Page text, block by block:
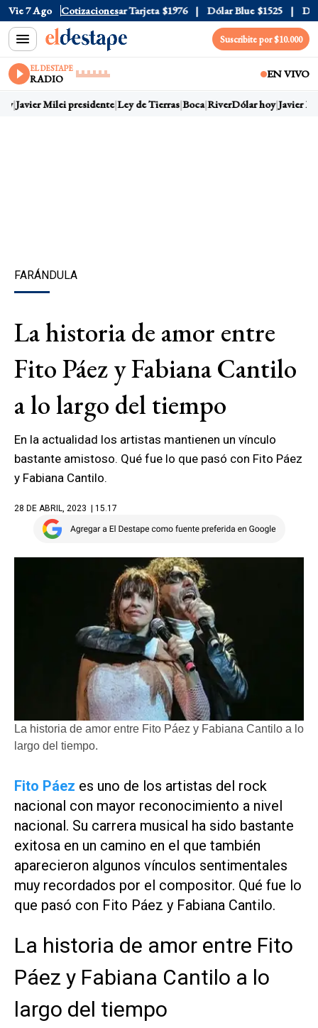
Vie 7 Ago Cotizaciones
$1520 Dólar Tarjeta $1976 Dólar Blue $1525 Dólar
Suscribite por $10.000
EL DESTAPE
RADIO EN VIVO
Javier Milei presidente Ley de Tierras Boca RiverDólar hoy Javier
FARÁNDULA
La historia de amor entre
Fito Páez y Fabiana Cantilo
a lo largo del tiempo
En la actualidad los artistas mantienen un vínculo
bastante amistoso. Qué fue lo que pasó con Fito Páez
y Fabiana Cantilo.
28 DE ABRIL, 2023 | 15.17
La historia de amor entre Fito Páez y Fabiana Cantilo a lo
largo del tiempo.
Fito Páez es uno de los artistas del rock
nacional con mayor reconocimiento a nivel
nacional. Su carrera musical ha sido bastante
exitosa en un camino en el que también
aparecieron algunos vínculos sentimentales
muy recordados por el compositor. Qué fue lo
que pasó con Fito Páez y Fabiana Cantilo.
La historia de amor entre Fito
Páez y Fabiana Cantilo a lo
largo del tiempo